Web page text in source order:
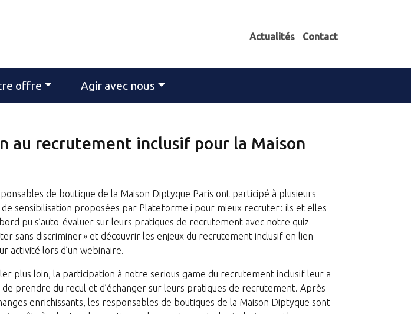
Actualités Contact
offre Agir avec nous
au recrutement inclusif pour la Maison
de boutique de la Maison Diptyque Paris ont participé à plusieurs
de sensibilisation proposées par Plateforme i pour mieux recruter : ils et elles
pu s’auto-évaluer sur leurs pratiques de recrutement avec notre quiz
sans discriminer » et découvrir les enjeux du recrutement inclusif en lien
activité lors d’un webinaire.
plus loin, la participation à notre serious game du recrutement inclusif leur a
prendre du recul et d’échanger sur leurs pratiques de recrutement. Après
enrichissants, les responsables de boutiques de la Maison Diptyque sont